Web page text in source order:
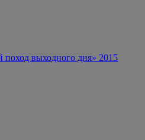
выходного дня» 2015